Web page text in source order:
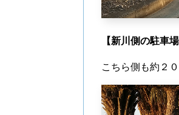
【新川側の駐車
こちら側も約２